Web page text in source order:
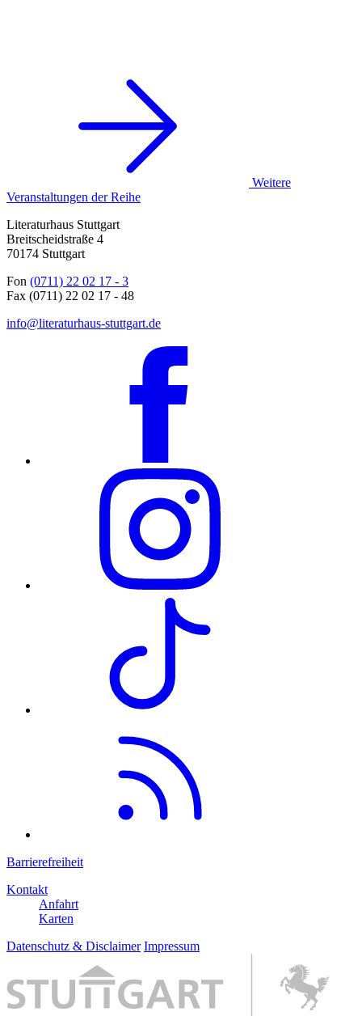
Weitere
Veranstaltungen der Reihe
Literaturhaus Stuttgart
Breitscheidstraße 4
70174 Stuttgart
Fon (0711) 22 02 17 - 3
Fax (0711) 22 02 17 - 48
info@literaturhaus-stuttgart.de
Barrierefreiheit
Kontakt
Anfahrt
Karten
Datenschutz & Disclaimer Impressum